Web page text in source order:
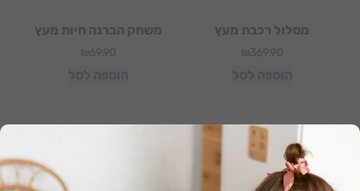
מסלול רכבת מעץ
₪369.90
משחק הברגה חיות מעץ
₪69.90